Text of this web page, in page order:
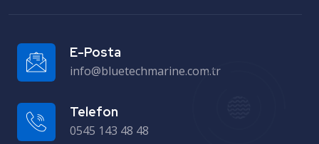
E-Posta
info@bluetechmarine.com.tr
Telefon
0545 143 48 48